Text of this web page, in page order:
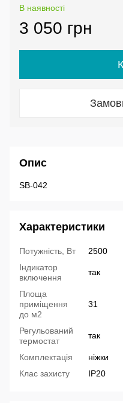
В наявності
3 050 грн
Опис
SB-042
Характеристики
Потужність, Вт
2500
Індикатор
включення
так
Площа
приміщення
до м2
31
Регульований
термостат
так
Комплектація
ніжки
Клас захисту
IP20